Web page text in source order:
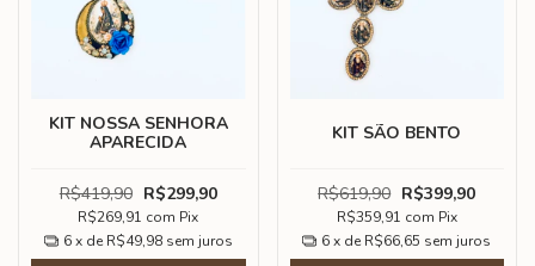
KIT NOSSA SENHORA
APARECIDA
R$419,90 R$299,90
R$269,91 com Pix
6 x de R$49,98 sem juros
KIT SÃO BENTO
R$619,90 R$399,90
R$359,91 com Pix
6 x de R$66,65 sem juros